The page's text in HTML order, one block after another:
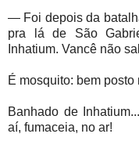
— Foi depois da
pra lá de São
Inhatium. Vancê não
É mosquito: bem posto
Banhado de
aí, fumaceia, no ar!